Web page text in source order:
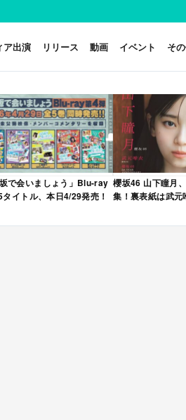
ア出演 リリース 動画 イベント そ
坂で会いましょう」Blu-ray
イトル、本日4/29発売！
櫻坂46 山下瞳月
集！裏表紙は武
6月号」本日4/28